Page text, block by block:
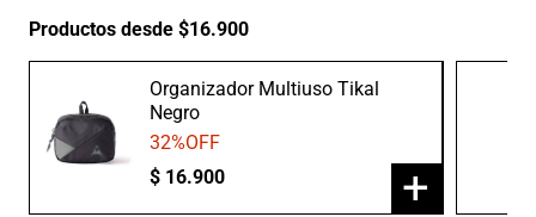
Productos desde $16.900
Organizador Multiuso Tikal
Negro
32%OFF
$ 16.900 +